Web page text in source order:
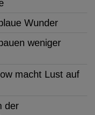
Wunder
weniger
macht Lust auf
der